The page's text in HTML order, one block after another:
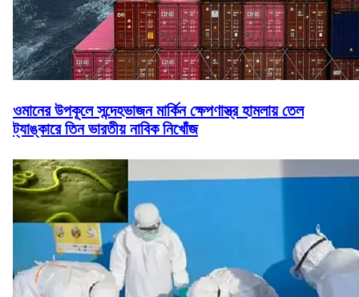
ওমানের উপকূলে সন্দেহভাজন মার্কিন ক্ষেপণাস্ত্র হামলায় তেল
ট্যাঙ্কারে তিন ভারতীয় নাবিক নিখোঁজ